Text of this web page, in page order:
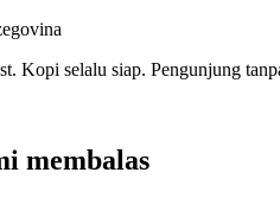
Kopi selalu siap. Pengunjung
membalas